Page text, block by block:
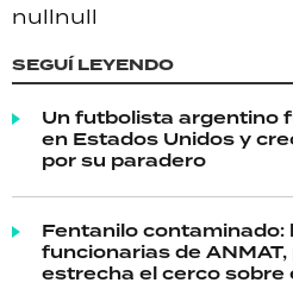
nullnull
SEGUÍ LEYENDO
Un futbolista argentino
en Estados Unidos y
por su paradero
Fentanilo contaminado:
funcionarias de
estrecha el cerco sobre